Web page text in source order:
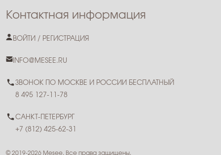
Контактная информация
ВОЙТИ / РЕГИСТРАЦИЯ
INFO@MESEE.RU
ЗВОНОК ПО МОСКВЕ И РОССИИ БЕСПЛАТНЫЙ
8 495 127-11-78
САНКТ-ПЕТЕРБУРГ
+7 (812) 425-62-31
© 2019-2026 Mesee. Все права защищены.